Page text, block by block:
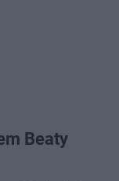
Beaty